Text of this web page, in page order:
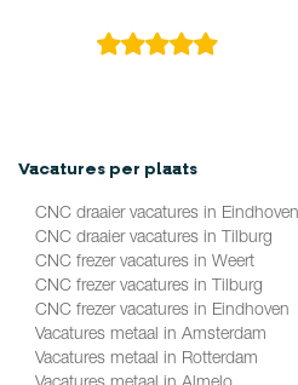
Vacatures per plaats
CNC draaier vacatures in Eindhoven
CNC draaier vacatures in Tilburg
CNC frezer vacatures in Weert
CNC frezer vacatures in Tilburg
CNC frezer vacatures in Eindhoven
Vacatures metaal in Amsterdam
Vacatures metaal in Rotterdam